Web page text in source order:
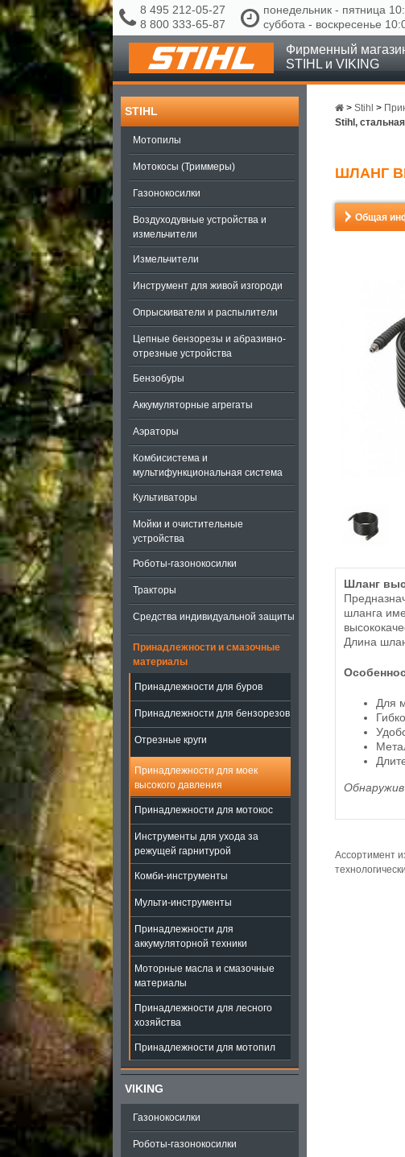
8 495 212-05-27
8 800 333-65-87
понедельник - пятница
суббота - воскресенье
Фирменный
STIHL и VIKING
STIHL
Мотопилы
Мотокосы (Триммеры)
Газонокосилки
Воздуходувные устройства и
измельчители
Измельчители
Инструмент для живой изгороди
Опрыскиватели и распылители
Цепные бензорезы и абразивно-
отрезные устройства
Бензобуры
Аккумуляторные агрегаты
Аэраторы
Комбисистема и
мультифункциональная система
Культиваторы
Мойки и очистительные
устройства
Роботы-газонокосилки
Тракторы
Средства индивидуальной защиты
Принадлежности и смазочные
материалы
Принадлежности для буров
Принадлежности для бензорезов
Отрезные круги
Принадлежности для моек
высокого давления
Принадлежности для мотокос
Инструменты для ухода за
режущей гарнитурой
Комби-инструменты
Мульти-инструменты
Принадлежности для
аккумуляторной техники
Моторные масла и смазочные
материалы
Принадлежности для лесного
хозяйства
Принадлежности для мотопил
VIKING
Газонокосилки
Роботы-газонокосилки
> Stihl >
Stihl,
ШЛАНГ
Общая
Шланг
шланга
Длина
Для
Ассортимент